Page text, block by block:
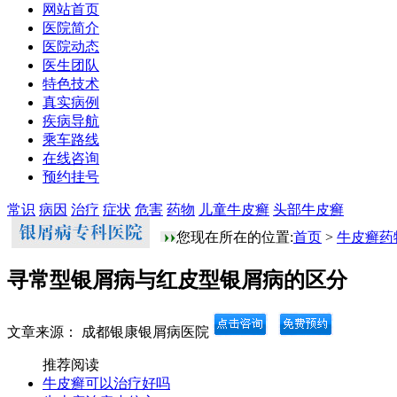
网站首页
医院简介
医院动态
医生团队
特色技术
真实病例
疾病导航
乘车路线
在线咨询
预约挂号
常识 病因 治疗 症状 危害 药物 儿童牛皮癣 头部牛皮癣
您现在所在的位置:首页 > 牛皮癣药
寻常型银屑病与红皮型银屑病的区分
文章来源： 成都银康银屑病医院
推荐阅读
牛皮癣可以治疗好吗